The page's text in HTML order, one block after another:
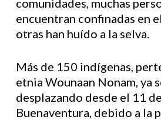
comunidades, muchas
encuentran confinadas en
otras han huído a la selva.
Más de 150 indígenas,
etnia Wounaan Nonam, ya
desplazando desde el 11
Buenaventura, debido a la